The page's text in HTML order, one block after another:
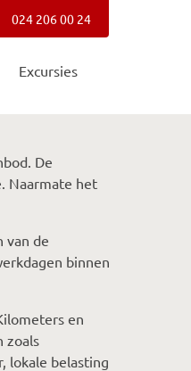
024 206 00 24
Excursies
De
Naarmate het
van de
binnen
en
zoals
lokale belasting